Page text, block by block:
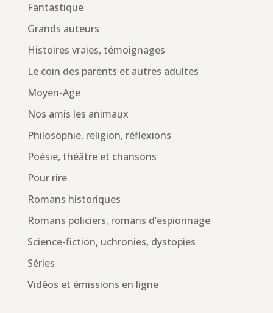
Fantastique
Grands auteurs
Histoires vraies, témoignages
Le coin des parents et autres adultes
Moyen-Age
Nos amis les animaux
Philosophie, religion, réflexions
Poésie, théâtre et chansons
Pour rire
Romans historiques
Romans policiers, romans d’espionnage
Science-fiction, uchronies, dystopies
Séries
Vidéos et émissions en ligne